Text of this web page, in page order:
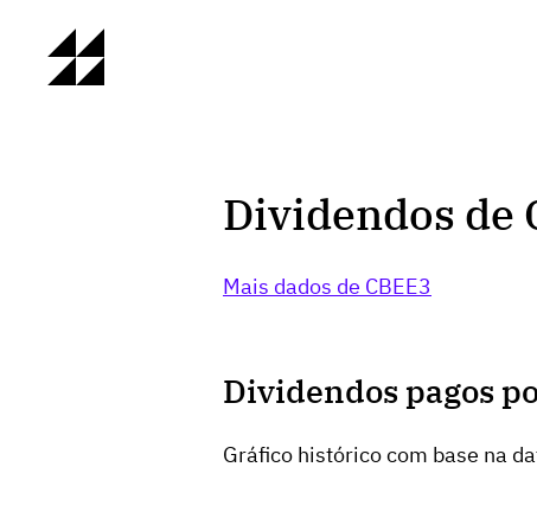
Dividendos de
Mais dados de CBEE3
Dividendos pagos
Gráfico histórico com base na